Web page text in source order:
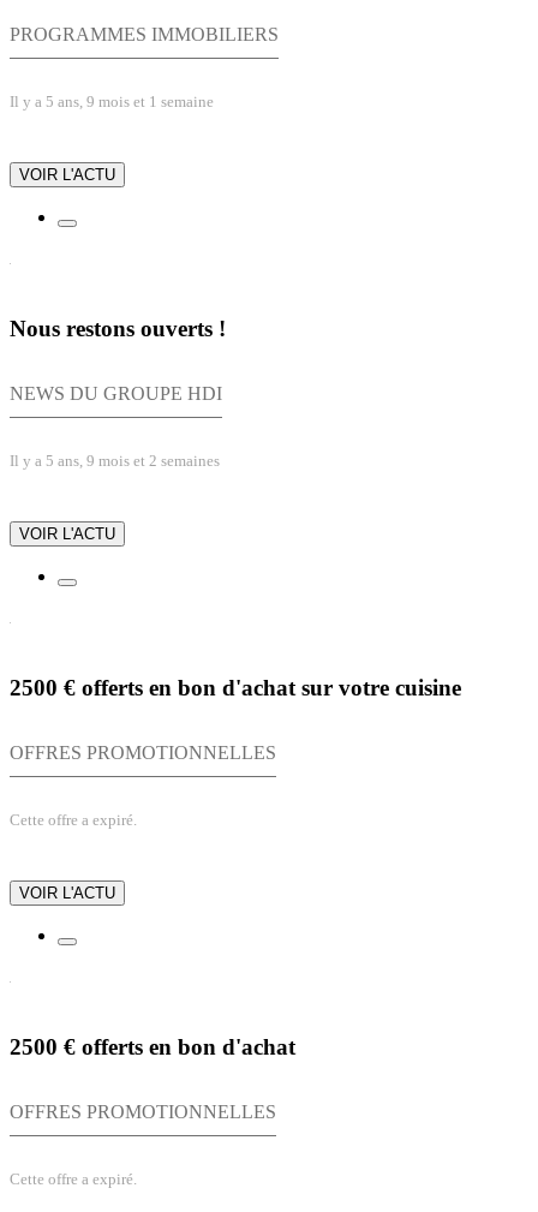
PROGRAMMES IMMOBILIERS
Il y a 5 ans, 9 mois et 1 semaine
VOIR L'ACTU
Nous restons ouverts !
NEWS DU GROUPE HDI
Il y a 5 ans, 9 mois et 2 semaines
VOIR L'ACTU
2500 € offerts en bon d'achat sur votre cuisine
OFFRES PROMOTIONNELLES
Cette offre a expiré.
VOIR L'ACTU
2500 € offerts en bon d'achat
OFFRES PROMOTIONNELLES
Cette offre a expiré.